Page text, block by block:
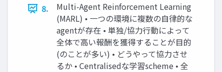
8.
Multi-Agent Reinforcement Learning
(MARL) • 一つの環境に複数の自律的な
agentが存在 • 単独/協力行動によって
全体で高い報酬を獲得することが目的
(のことが多い) • どうやって協力させ
るか • Centralisedな学習scheme • 全